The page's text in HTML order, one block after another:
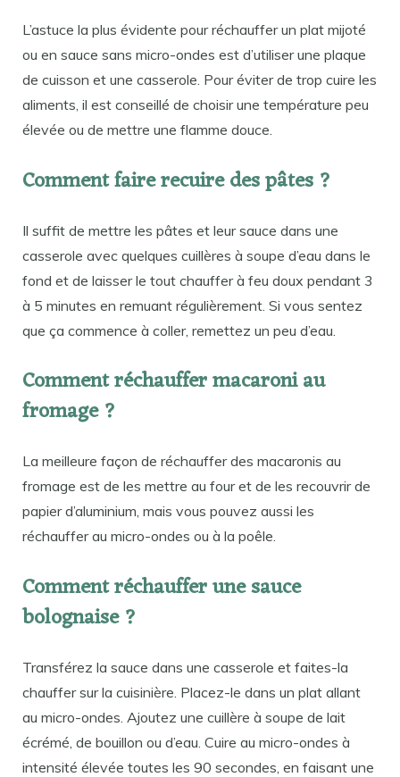
L’astuce la plus évidente pour réchauffer un plat mijoté
ou en sauce sans micro-ondes est d’utiliser une plaque
de cuisson et une casserole. Pour éviter de trop cuire les
aliments, il est conseillé de choisir une température peu
élevée ou de mettre une flamme douce.
Comment faire recuire des pâtes ?
Il suffit de mettre les pâtes et leur sauce dans une
casserole avec quelques cuillères à soupe d’eau dans le
fond et de laisser le tout chauffer à feu doux pendant 3
à 5 minutes en remuant régulièrement. Si vous sentez
que ça commence à coller, remettez un peu d’eau.
Comment réchauffer macaroni au
fromage ?
La meilleure façon de réchauffer des macaronis au
fromage est de les mettre au four et de les recouvrir de
papier d’aluminium, mais vous pouvez aussi les
réchauffer au micro-ondes ou à la poêle.
Comment réchauffer une sauce
bolognaise ?
Transférez la sauce dans une casserole et faites-la
chauffer sur la cuisinière. Placez-le dans un plat allant
au micro-ondes. Ajoutez une cuillère à soupe de lait
écrémé, de bouillon ou d’eau. Cuire au micro-ondes à
intensité élevée toutes les 90 secondes, en faisant une